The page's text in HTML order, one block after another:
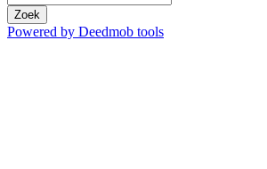
Zoek
Powered by Deedmob tools